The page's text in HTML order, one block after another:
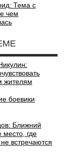
Тема с
чем
жителям
боевики
Ближний
место, где
встречаются